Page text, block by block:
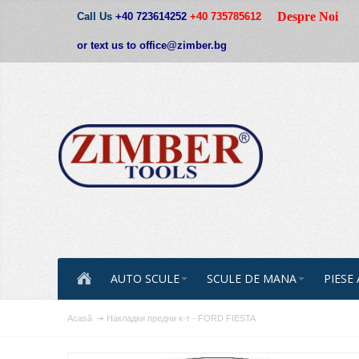
Call Us +40 723614252 +40 735785612
or text us to office@zimber.bg
Despre Noi
AUTO SCULE SCULE DE MANA
Acasă Накладки предни к-т - FORD FIESTA